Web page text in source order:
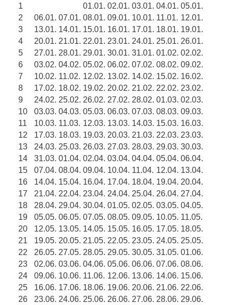
1
01.01. 02.01. 03.01. 04.01.
05.01.
2
06.01. 07.01. 08.01. 09.01. 10.01. 11.01.
12.01.
3
13.01. 14.01. 15.01. 16.01. 17.01. 18.01.
19.01.
4
20.01. 21.01. 22.01. 23.01. 24.01. 25.01.
26.01.
5
27.01. 28.01. 29.01. 30.01. 31.01. 01.02. 02.02.
6
03.02. 04.02. 05.02. 06.02. 07.02. 08.02. 09.02.
7
10.02. 11.02. 12.02. 13.02. 14.02. 15.02. 16.02.
8
17.02. 18.02. 19.02. 20.02. 21.02. 22.02. 23.02.
9
24.02. 25.02. 26.02. 27.02. 28.02. 01.03. 02.03.
10
03.03. 04.03. 05.03. 06.03. 07.03. 08.03. 09.03.
11
10.03. 11.03. 12.03. 13.03. 14.03. 15.03. 16.03.
12
17.03. 18.03. 19.03. 20.03. 21.03. 22.03. 23.03.
13
24.03. 25.03. 26.03. 27.03. 28.03. 29.03. 30.03.
14
31.03. 01.04. 02.04. 03.04. 04.04. 05.04. 06.04.
15
07.04. 08.04. 09.04. 10.04. 11.04. 12.04. 13.04.
16
14.04. 15.04. 16.04. 17.04. 18.04. 19.04. 20.04.
17
21.04. 22.04. 23.04. 24.04. 25.04. 26.04. 27.04.
18
28.04. 29.04. 30.04. 01.05. 02.05. 03.05. 04.05.
19
05.05. 06.05. 07.05. 08.05. 09.05. 10.05. 11.05.
20
12.05. 13.05. 14.05. 15.05. 16.05. 17.05. 18.05.
21
19.05. 20.05. 21.05. 22.05. 23.05. 24.05. 25.05.
22
26.05. 27.05. 28.05. 29.05. 30.05. 31.05. 01.06.
23
02.06. 03.06. 04.06. 05.06. 06.06. 07.06. 08.06.
24
09.06. 10.06. 11.06. 12.06. 13.06. 14.06. 15.06.
25
16.06. 17.06. 18.06. 19.06. 20.06. 21.06. 22.06.
26
23.06. 24.06. 25.06. 26.06. 27.06. 28.06. 29.06.